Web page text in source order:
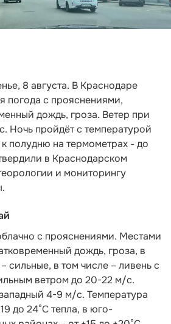
8 августа. В Краснодаре
погода с прояснениями,
дождь, гроза. Ветер при
пройдёт с температурой
к полудню на термометрах - до
в Краснодарском
и мониторингу
с прояснениями. Местами
дождь, гроза, в
сильные, в том числе – ливень с
ветром до 20-22 м/с.
4-9 м/с. Температура
до 24°С тепла, в юго-